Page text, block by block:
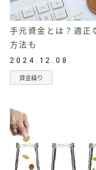
手元資金とは？適正
方法も
2024.12.08
資金繰り